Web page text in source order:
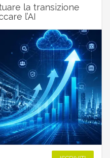
la transizione
l’AI